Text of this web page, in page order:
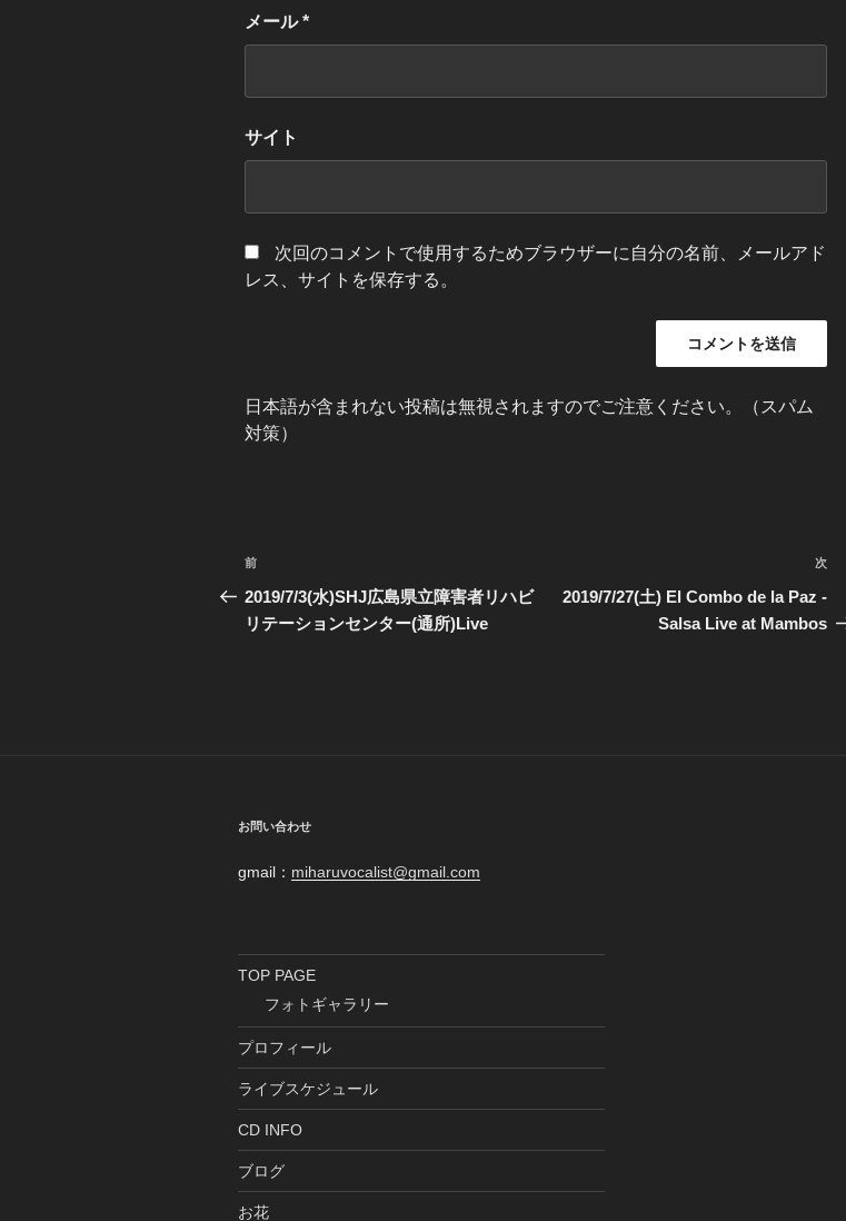
メール*
サイト
次回のコメントで使用するためブラウザーに自分の名前、メールアド
レス、サイトを保存する。
日本語が含まれない投稿は無視されますのでご注意ください。（スパム
対策）
投
稿
ナ
ョ
ン
過
去
の
前
2019/7/3(水)SHJ広島県立障害者リハビ
リテーションセンター(通所)Live
次
投
次
2019/7/27(土) El Combo de la Paz -
Salsa Live at Mambos
お問い合わせ
gmail： miharuvocalist@gmail.com
TOP PAGE
フォトギャラリー
プロフィール
ライブスケジュール
CD INFO
ブログ
お花